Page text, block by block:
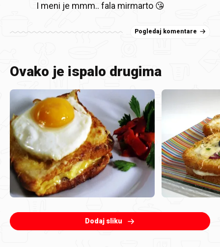
I meni je mmm.. fala mirmarto 😘
Pogledaj komentare
Ovako je ispalo drugima
Dodaj sliku